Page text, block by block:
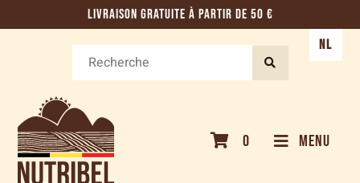
LIVRAISON GRATUITE À PARTIR DE 50 €
0 MENU
NL